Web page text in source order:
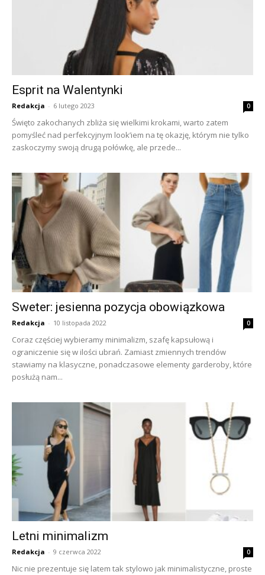
Esprit na Walentynki
Redakcja - 6 lutego 2023 0
Święto zakochanych zbliża się wielkimi krokami, warto zatem
pomyśleć nad perfekcyjnym look’iem na tę okazję, którym nie tylko
zaskoczymy swoją drugą połówkę, ale przede...
Sweter: jesienna pozycja obowiązkowa
Redakcja - 10 listopada 2022 0
Coraz częściej wybieramy minimalizm, szafę kapsułową i
ograniczenie się w ilości ubrań. Zamiast zmiennych trendów
stawiamy na klasyczne, ponadczasowe elementy garderoby, które
posłużą nam...
Letni minimalizm
Redakcja - 9 czerwca 2022 0
Nic nie prezentuje się latem tak stylowo jak minimalistyczne, proste